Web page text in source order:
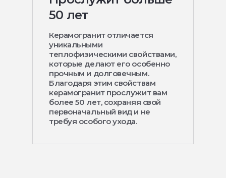
50 лет
Керамогранит отличается
уникальными
теплофизическими свойствами,
которые делают его особенно
прочным и долговечным.
Благодаря этим свойствам
керамогранит прослужит вам
более 50 лет, сохраняя свой
первоначальный вид и не
требуя особого ухода.